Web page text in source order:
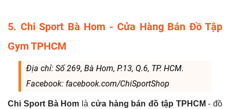
5. Chi Sport Bà Hom - Cửa Hàng Bán Đồ Tập
Gym TPHCM
Địa chỉ: Số 269, Bà Hom, P.13, Q.6, TP. HCM.
Facebook: facebook.com/ChiSportShop
Chi Sport Bà Hom là cửa hàng bán đồ tập TPHCM - đồ